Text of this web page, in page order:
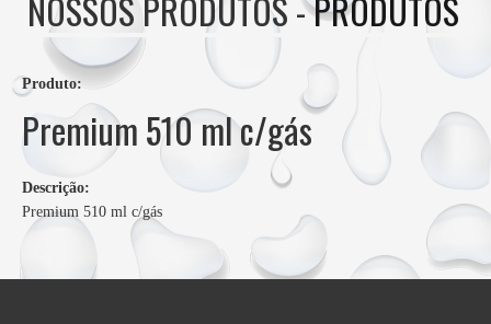
Produto:
Premium 510 ml c/gás
Descrição:
Premium 510 ml c/gás